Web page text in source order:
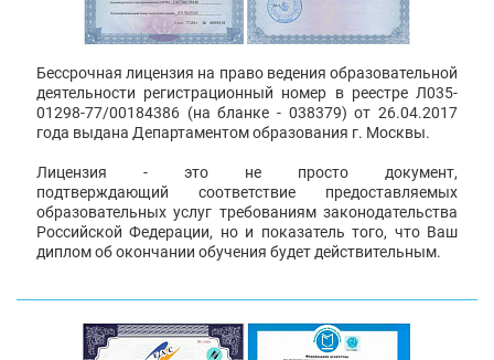
Бессрочная лицензия на право ведения образовательной
деятельности регистрационный номер в реестре Л035-
01298-77/00184386 (на бланке - 038379) от 26.04.2017
года выдана Департаментом образования г. Москвы.
Лицензия - это не просто документ,
подтверждающий соответствие предоставляемых
образовательных услуг требованиям законодательства
Российской Федерации, но и показатель того, что Ваш
диплом об окончании обучения будет действительным.